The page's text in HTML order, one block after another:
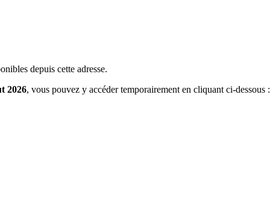
depuis cette adresse.
2026, vous pouvez y accéder temporairement en cliquant ci-dessous :